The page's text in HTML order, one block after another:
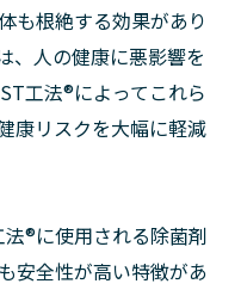
も根絶する効果があり
、人の健康に悪影響を
工法®によってこれら
康リスクを大幅に軽減
®に使用される除菌剤
安全性が高い特徴があ